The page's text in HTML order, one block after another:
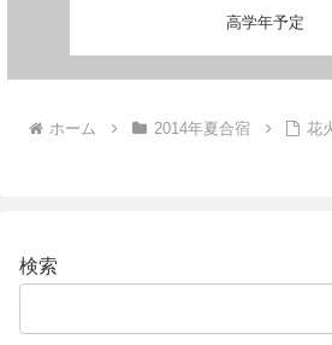
高学年予定
ホーム 2014年夏合宿 花
検索